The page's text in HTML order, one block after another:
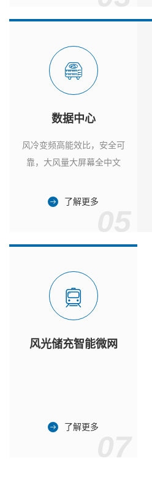
数据中心
风冷变频高能效比，安全可
靠，大风量大屏幕全中文
了解更多
风光储充智能微网
了解更多